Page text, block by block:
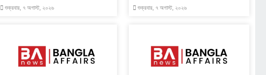
শুক্রবার, ৭ অগাস্ট, ২০২৬ শুক্রবার, ৭ অগাস্ট, ২০২৬